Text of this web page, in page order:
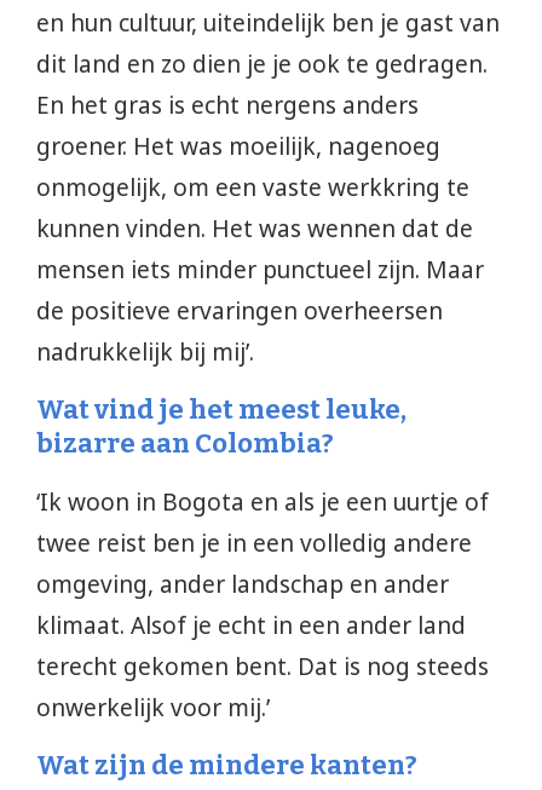
en hun cultuur, uiteindelijk ben je gast van
dit land en zo dien je je ook te gedragen.
En het gras is echt nergens anders
groener. Het was moeilijk, nagenoeg
onmogelijk, om een vaste werkkring te
kunnen vinden. Het was wennen dat de
mensen iets minder punctueel zijn. Maar
de positieve ervaringen overheersen
nadrukkelijk bij mij’.
Wat vind je het meest leuke,
bizarre aan Colombia?
‘Ik woon in Bogota en als je een uurtje of
twee reist ben je in een volledig andere
omgeving, ander landschap en ander
klimaat. Alsof je echt in een ander land
terecht gekomen bent. Dat is nog steeds
onwerkelijk voor mij.’
Wat zijn de mindere kanten?